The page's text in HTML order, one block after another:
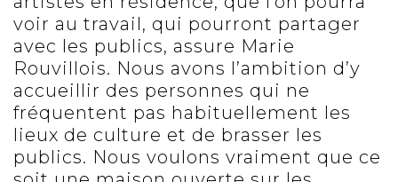
voir au travail, qui pourront partager
avec les publics, assure Marie
Rouvillois. Nous avons l’ambition d’y
accueillir des personnes qui ne
fréquentent pas habituellement les
lieux de culture et de brasser les
publics. Nous voulons vraiment que ce